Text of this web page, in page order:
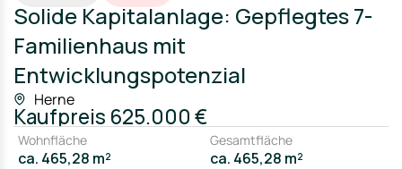
Solide Kapitalanlage: Gepflegtes 7-
Familienhaus mit
Entwicklungspotenzial
Herne
Kaufpreis 625.000 €
Wohnfläche
ca. 465,28 m²
Gesamtfläche
ca. 465,28 m²